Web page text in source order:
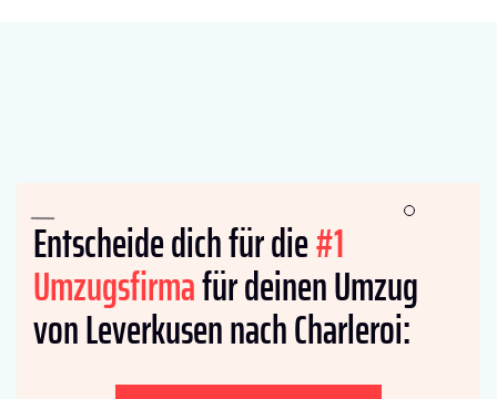
Entscheide dich für die#1
Umzugsfirmafür deinen Umzug
von Leverkusen nach Charleroi: